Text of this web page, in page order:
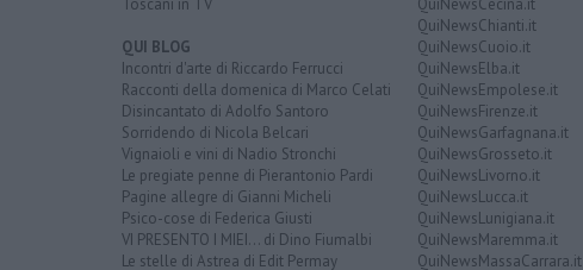
Toscani in TV
QUI BLOG
Incontri d'arte di Riccardo Ferrucci
Racconti della domenica di Marco Celati
Disincantato di Adolfo Santoro
Sorridendo di Nicola Belcari
Vignaioli e vini di Nadio Stronchi
Le pregiate penne di Pierantonio Pardi
Pagine allegre di Gianni Micheli
Psico-cose di Federica Giusti
VI PRESENTO I MIEI... di Dino Fiumalbi
Le stelle di Astrea di Edit Permay
QuiNewsCecina.it
QuiNewsChianti.it
QuiNewsCuoio.it
QuiNewsElba.it
QuiNewsEmpolese.it
QuiNewsFirenze.it
QuiNewsGarfagnana.it
QuiNewsGrosseto.it
QuiNewsLivorno.it
QuiNewsLucca.it
QuiNewsLunigiana.it
QuiNewsMaremma.it
QuiNewsMassaCarrara.it